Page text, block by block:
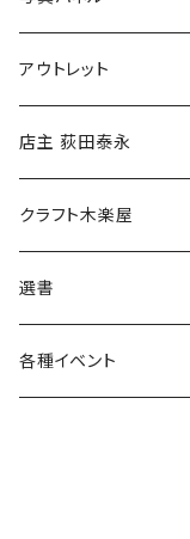
マグカップ
傘
食料品
その他
アウトレット
店主 荻田泰永
書籍
ウェア
クラフト木楽屋
選書
各種イベント